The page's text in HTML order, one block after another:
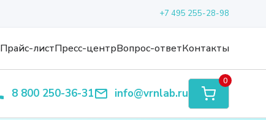
+7 495 255-28-98
Прайс-листПресс-центрВопрос-ответКонтакты
8 800 250-36-31 info@vrnlab.ru
0